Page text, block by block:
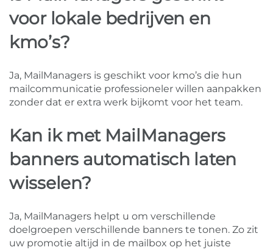
voor lokale bedrijven en
kmo’s?
Ja, MailManagers is geschikt voor kmo’s die hun
mailcommunicatie professioneler willen aanpakken
zonder dat er extra werk bijkomt voor het team.
Kan ik met MailManagers
banners automatisch laten
wisselen?
Ja, MailManagers helpt u om verschillende
doelgroepen verschillende banners te tonen. Zo zit
uw promotie altijd in de mailbox op het juiste